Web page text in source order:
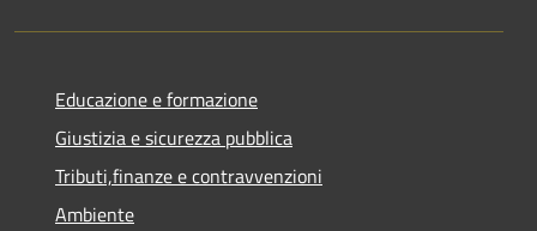
Educazione e formazione
Giustizia e sicurezza pubblica
Tributi,finanze e contravvenzioni
Ambiente